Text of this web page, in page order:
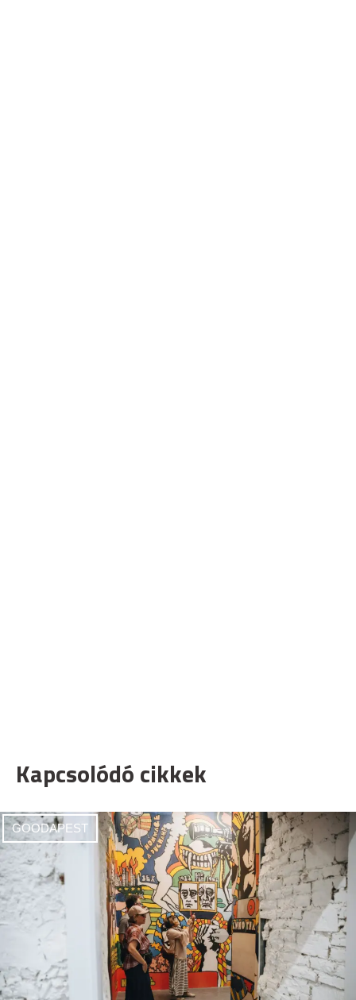
Kapcsolódó cikkek
GOODAPEST